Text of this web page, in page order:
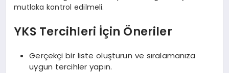
mutlaka kontrol edilmeli.
YKS Tercihleri İçin Öneriler
Gerçekçi bir liste oluşturun ve sıralamanıza
uygun tercihler yapın.